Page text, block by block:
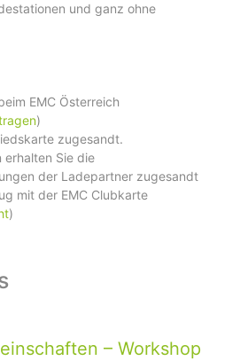
und ganz ohne
EMC Österreich
)
zugesandt.
erhalten Sie die
der Ladepartner zugesandt
mit der EMC Clubkarte
)
– Workshop